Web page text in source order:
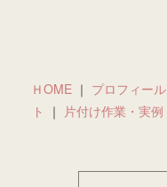
ＨOME ｜ プロフィール
ト
｜ 片付け作業・実例